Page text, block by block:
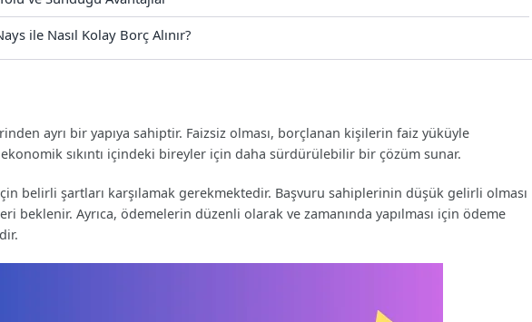
ile Nasıl Kolay Borç Alınır?
ayrı bir yapıya sahiptir. Faizsiz olması, borçlanan kişilerin faiz yüküyle
ekonomik sıkıntı içindeki bireyler için daha sürdürülebilir bir çözüm sunar.
belirli şartları karşılamak gerekmektedir. Başvuru sahiplerinin düşük gelirli olması
beklenir. Ayrıca, ödemelerin düzenli olarak ve zamanında yapılması için ödeme